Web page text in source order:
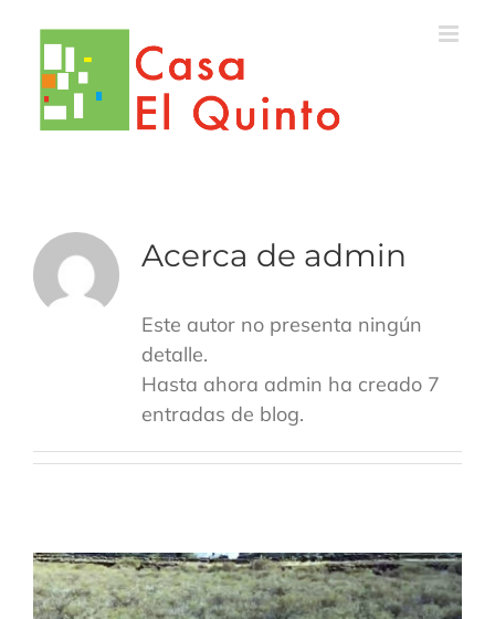
contenido
Acerca de admin
Este autor no presenta ningún
detalle.
Hasta ahora admin ha creado 7
entradas de blog.